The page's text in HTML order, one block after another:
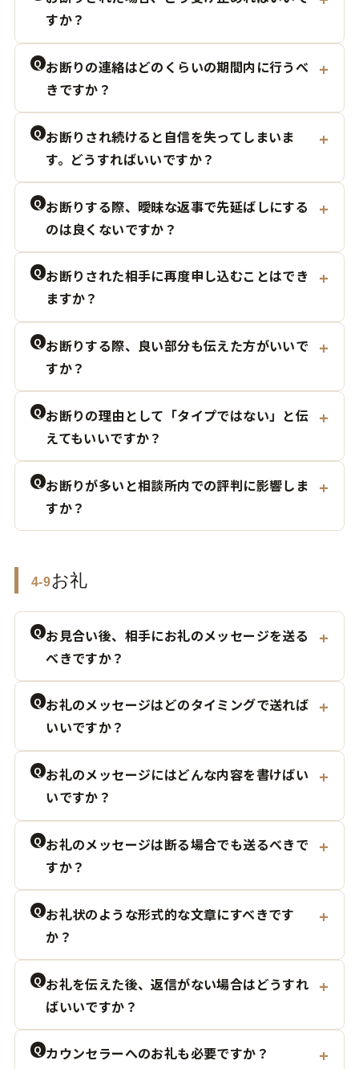
すか？
Q お断りの連絡はどのくらいの期間内に行うべ
きですか？
Q お断りされ続けると自信を失ってしまいま
す。どうすればいいですか？
Q お断りする際、曖昧な返事で先延ばしにする
のは良くないですか？
Q お断りされた相手に再度申し込むことはでき
ますか？
Q お断りする際、良い部分も伝えた方がいいで
すか？
Q お断りの理由として「タイプではない」と伝
えてもいいですか？
Q お断りが多いと相談所内での評判に影響しま
すか？
4-9お礼
Q お見合い後、相手にお礼のメッセージを送る
べきですか？
Q お礼のメッセージはどのタイミングで送れば
いいですか？
Q お礼のメッセージにはどんな内容を書けばい
いですか？
Q お礼のメッセージは断る場合でも送るべきで
すか？
Q お礼状のような形式的な文章にすべきです
か？
Q お礼を伝えた後、返信がない場合はどうすれ
ばいいですか？
Q カウンセラーへのお礼も必要ですか？